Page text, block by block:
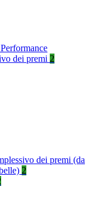
dei premi 2
dei premi (da
2